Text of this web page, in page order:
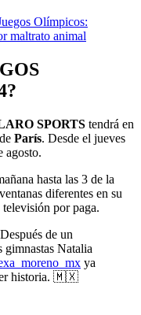
Olímpicos:
maltrato animal
SPORTS tendrá en
París. Desde el jueves
agosto.
hasta las 3 de la
diferentes en su
televisión por paga.
de un
gimnastas Natalia
ya
historia. 🇲🇽